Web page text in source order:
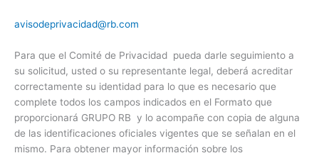
avisodeprivacidad@rb.com
Para que el Comité de Privacidad pueda darle seguimiento a
su solicitud, usted o su representante legal, deberá acreditar
correctamente su identidad para lo que es necesario que
complete todos los campos indicados en el Formato que
proporcionará GRUPO RB y lo acompañe con copia de alguna
de las identificaciones oficiales vigentes que se señalan en el
mismo. Para obtener mayor información sobre los